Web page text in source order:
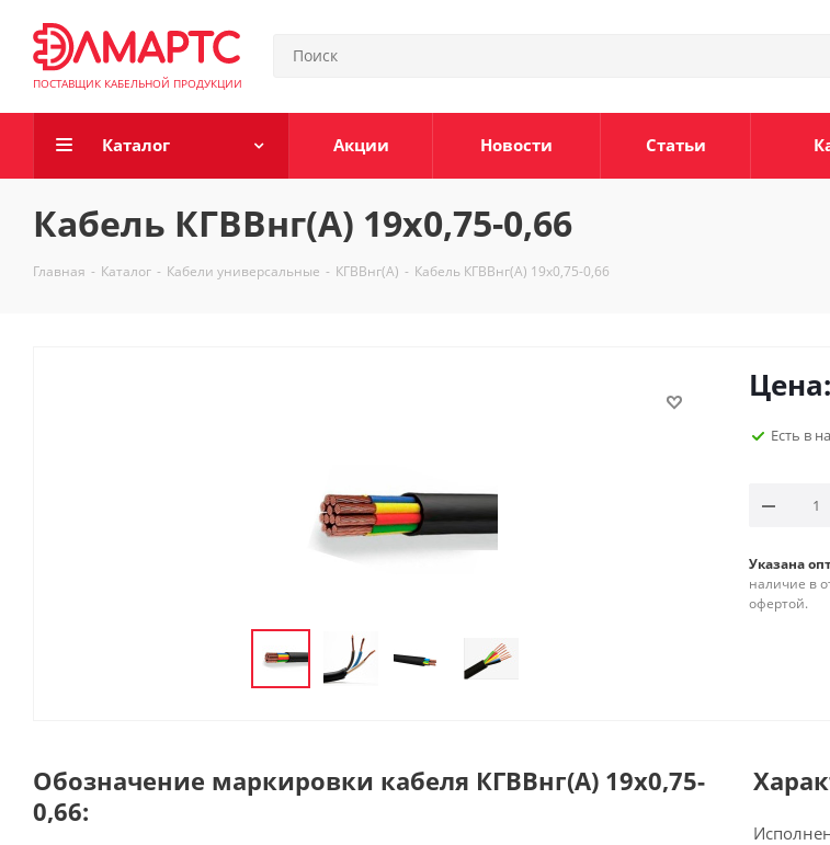
ПОСТАВЩИК КАБЕЛЬНОЙ ПРОДУКЦИИ
Каталог Акции Новости Статьи
Кабель КГВВнг(А) 19х0,75-0,66
Главная - Каталог - Кабели универсальные - КГВВнг(А) - Кабель КГВВнг(А) 19х0,75-0,66
Есть в
Указана
наличие в
офертой.
Обозначение маркировки кабеля КГВВнг(А) 19х0,75-
0,66: